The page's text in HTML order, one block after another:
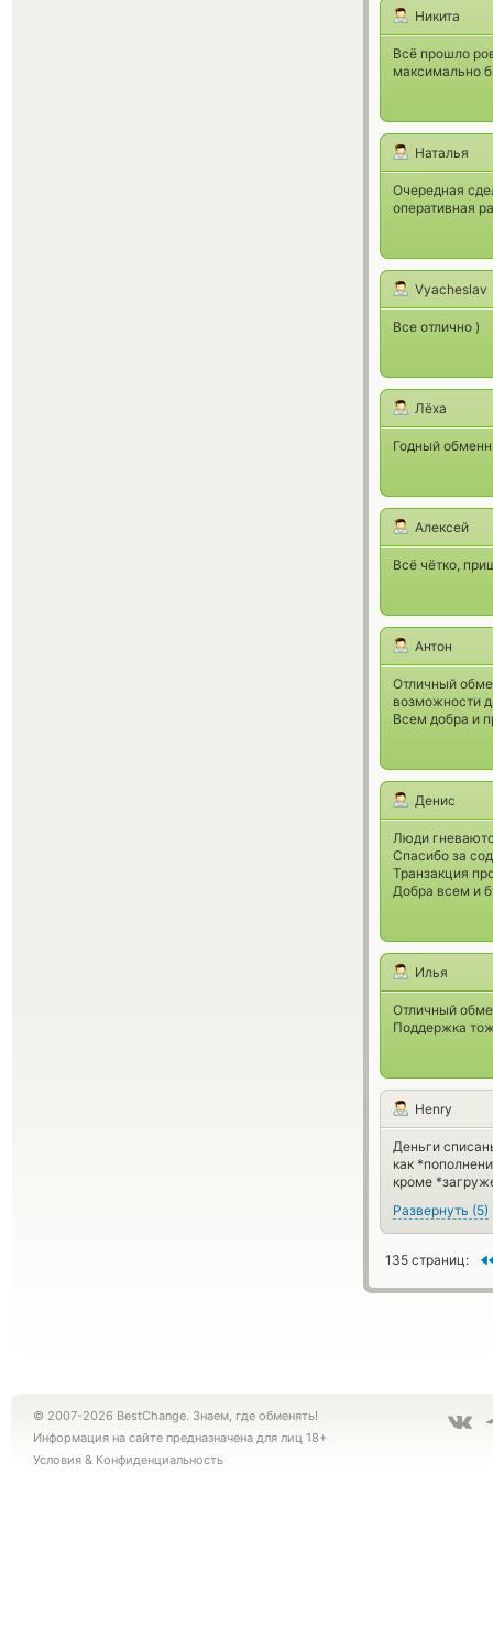
Никита
Всё прошло
максимально
Наталья
Очередная
оперативная
Vyacheslav
Все отлично )
Лёха
Годный
Алексей
Всё чётко,
Антон
Отличный
возможности
Всем добра и
Денис
Люди
Спасибо за
Транзакция
Добра всем и
Илья
Отличный
Поддержка
Henry
Деньги
как
кроме
Развернуть (5)
135 страниц:
© 2007-2026 BestChange. Знаем, где обменять!
Информация на сайте предназначена для лиц 18+
Условия & Конфиденциальность